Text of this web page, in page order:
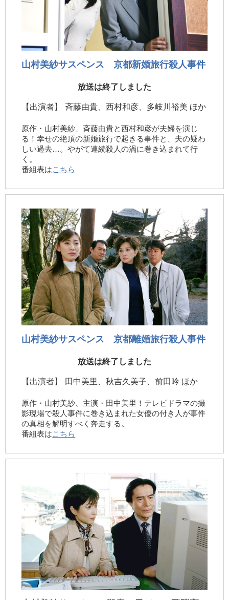
山村美紗サスペンス 京都新婚旅行殺人事件
放送は終了しました
【出演者】 斉藤由貴、西村和彦、多岐川裕美 ほか
原作・山村美紗、斉藤由貴と西村和彦が夫婦を演じ
る！幸せの絶頂の新婚旅行で起きる事件と、夫の疑わ
しい過去…。やがて連続殺人の渦に巻き込まれて行
く。
番組表はこちら
山村美紗サスペンス 京都離婚旅行殺人事件
放送は終了しました
【出演者】 田中美里、秋吉久美子、前田吟 ほか
原作・山村美紗、主演・田中美里！テレビドラマの撮
影現場で殺人事件に巻き込まれた女優の付き人が事件
の真相を解明すべく奔走する。
番組表はこちら